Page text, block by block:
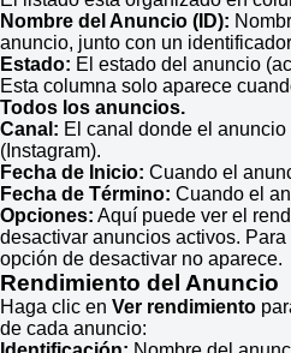
Nombre del Anuncio (ID):
anuncio, junto con un
Estado: El estado del anuncio
Esta columna solo aparece
Todos los anuncios.
Canal: El canal donde el
(Instagram).
Fecha de Inicio: Cuando el
Fecha de Término: Cuando el
Opciones: Aquí puede ver el
desactivar anuncios activos.
opción de desactivar no aparece.
Rendimiento del Anuncio
Haga clic en Ver rendimiento
de cada anuncio: